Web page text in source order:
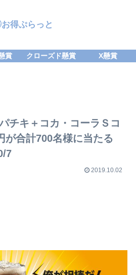
得ぷらっと
賞 クローズド懸賞 X懸賞
チキ＋コカ・コーラＳコ
が合計700名様に当たる
7
2019.10.02